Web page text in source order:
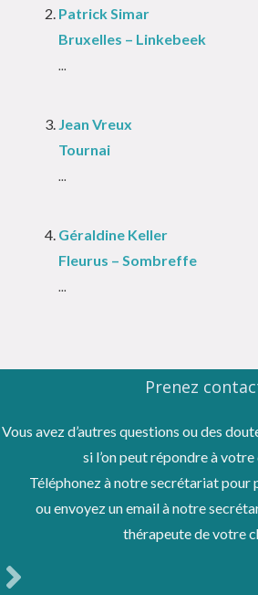
Patrick Simar
Bruxelles – Linkebeek
...
Jean Vreux
Tournai
...
Géraldine Keller
Fleurus – Sombreffe
...
Prenez
Vous avez d’autres questions ou des
si l’on peut répondre à votre
Téléphonez à notre secrétariat pour
ou envoyez un email à notre
thérapeute de votre